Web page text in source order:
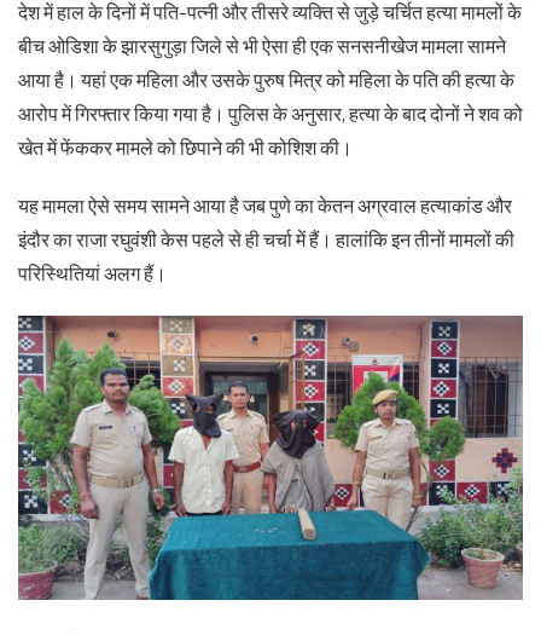
देश में हाल के दिनों में पति-पत्नी और तीसरे व्यक्ति से जुड़े चर्चित हत्या मामलों के
बीच ओडिशा के झारसुगुड़ा जिले से भी ऐसा ही एक सनसनीखेज मामला सामने
आया है। यहां एक महिला और उसके पुरुष मित्र को महिला के पति की हत्या के
आरोप में गिरफ्तार किया गया है। पुलिस के अनुसार, हत्या के बाद दोनों ने शव को
खेत में फेंककर मामले को छिपाने की भी कोशिश की।
यह मामला ऐसे समय सामने आया है जब पुणे का केतन अग्रवाल हत्याकांड और
इंदौर का राजा रघुवंशी केस पहले से ही चर्चा में हैं। हालांकि इन तीनों मामलों की
परिस्थितियां अलग हैं।